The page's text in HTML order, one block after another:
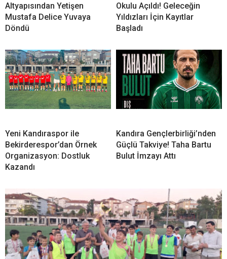
Altyapısından Yetişen
Mustafa Delice Yuvaya
Döndü
Okulu Açıldı! Geleceğin
Yıldızları İçin Kayıtlar
Başladı
Yeni Kandıraspor ile
Bekirderespor’dan Örnek
Organizasyon: Dostluk
Kazandı
Kandıra Gençlerbirliği’nden
Güçlü Takviye! Taha Bartu
Bulut İmzayı Attı